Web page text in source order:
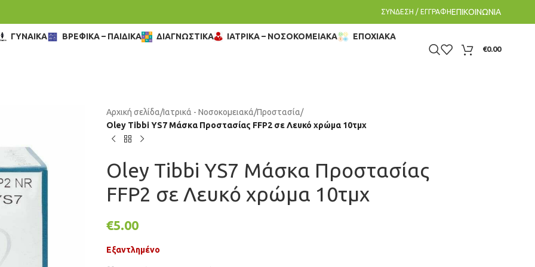
ΣΥΝΔΕΣΗ / ΕΓΓΡΑΦΗΕΠΙΚΟΙΝΩΝΙΑ
ΓΥΝΑΙΚΑ ΒΡΕΦΙΚΑ – ΠΑΙΔΙΚΑ ΔΙΑΓΝΩΣΤΙΚΑ ΙΑΤΡΙΚΑ – ΝΟΣΟΚΟΜΕΙΑΚΑ ΕΠΟΧΙΑΚΑ
€0.00
Αρχική σελίδα/Ιατρικά - Νοσοκομειακά/Προστασία/
Oley Tibbi YS7 Μάσκα Προστασίας FFP2 σε Λευκό χρώμα 10τμχ
Oley Tibbi YS7 Μάσκα Προστασίας
FFP2 σε Λευκό χρώμα 10τμχ
€5.00
Εξαντλημένο